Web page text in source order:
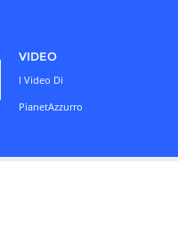
VIDEO
I Video Di
PianetAzzurro